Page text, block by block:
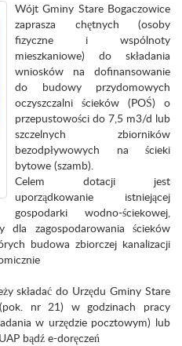
Wójt Gminy Stare Bogaczowice
zaprasza chętnych (osoby
fizyczne i wspólnoty
mieszkaniowe) do składania
wniosków na dofinansowanie
do budowy przydomowych
oczyszczalni ścieków (POŚ) o
przepustowości do 7,5 m3/d lub
szczelnych zbiorników
bezodpływowych na ścieki
bytowe (szamb).
Celem dotacji jest
uporządkowanie istniejącej
gospodarki wodno-ściekowej,
dla zagospodarowania ścieków
budowa zbiorczej kanalizacji
składać do Urzędu Gminy Stare
nr 21) w godzinach pracy
w urzędzie pocztowym) lub
bądź e-doręczeń